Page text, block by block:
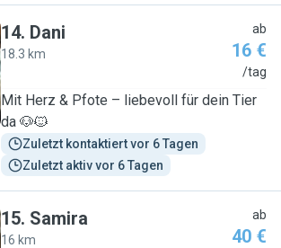
14. Dani
18.3 km
ab
16 €
/tag
Mit Herz & Pfote – liebevoll für dein Tier
da 🐶🐱
Zuletzt kontaktiert vor 6 Tagen
Zuletzt aktiv vor 6 Tagen
15. Samira
16 km
ab
40 €